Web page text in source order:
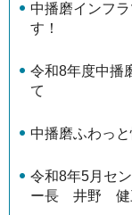
中播磨インフ
す！
令和8年度中播
て
中播磨ふわっ
令和8年5月セ
ー長 井野 健